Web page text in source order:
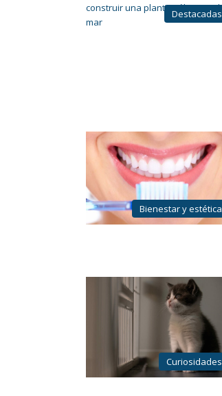
Destacadas
Bienestar y estética
Curiosidades